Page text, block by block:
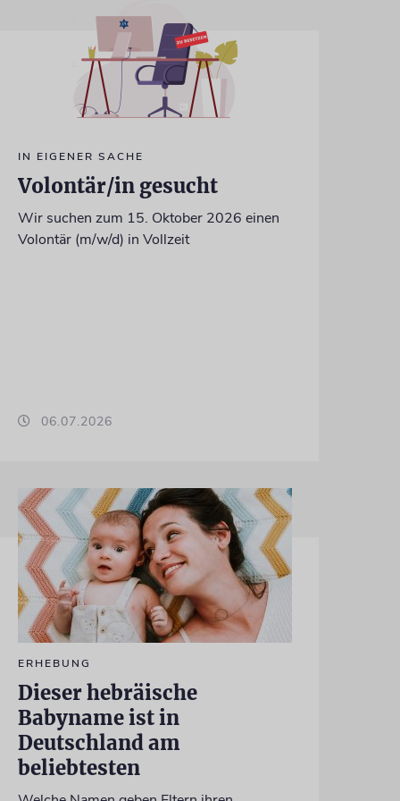
IN EIGENER SACHE
Volontär/in gesucht
Wir suchen zum 15. Oktober 2026 einen
Volontär (m/w/d) in Vollzeit
06.07.2026
ERHEBUNG
Dieser hebräische
Babyname ist in
Deutschland am
beliebtesten